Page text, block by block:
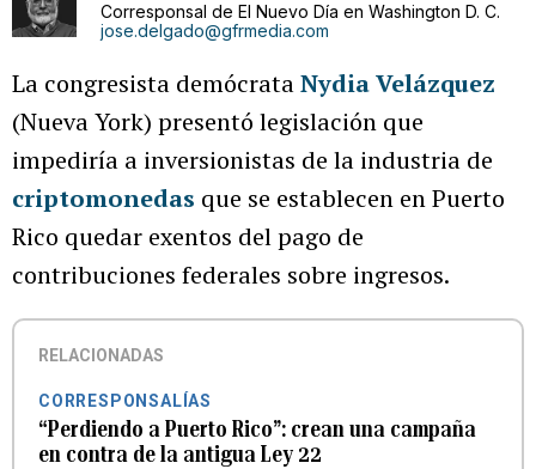
Corresponsal de El Nuevo Día en Washington D. C.
jose.delgado@gfrmedia.com
La congresista demócrataNydia Velázquez
(Nueva York) presentó legislación que
impediría a inversionistas de la industria de
criptomonedas que se establecen en Puerto
Rico quedar exentos del pago de
contribuciones federales sobre ingresos.
RELACIONADAS
CORRESPONSALÍAS
“Perdiendo a Puerto Rico”: crean una campaña
en contra de la antigua Ley 22